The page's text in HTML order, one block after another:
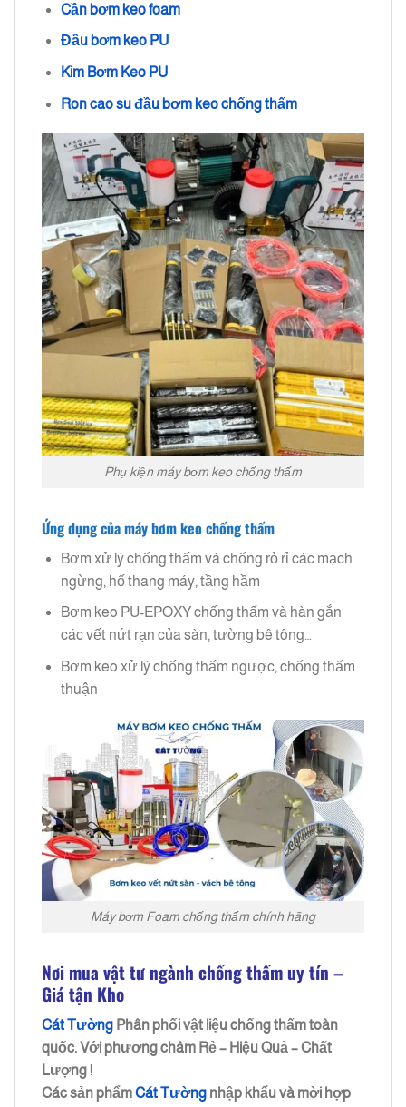
Cần bơm keo foam
Đầu bơm keo PU
Kim Bơm Keo PU
Ron cao su đầu bơm keo chống thấm
Phụ kiện máy bơm keo chống thấm
Ứng dụng của máy bơm keo chống thấm
Bơm xử lý chống thấm và chống rỏ rỉ các mạch
ngừng, hố thang máy, tầng hầm
Bơm keo PU-EPOXY chống thấm và hàn gắn
các vết nứt rạn của sàn, tường bê tông…
Bơm keo xử lý chống thấm ngược, chống thấm
thuận
Máy bơm Foam chống thấm chính hãng
Nơi mua vật tư ngành chống thấm uy tín –
Giá tận Kho
Cát Tường Phân phối vật liệu chống thấm toàn
quốc. Với phương châm Rẻ – Hiệu Quả – Chất
Lượng !
Các sản phẩmCát Tường nhập khẩu và mời hợp